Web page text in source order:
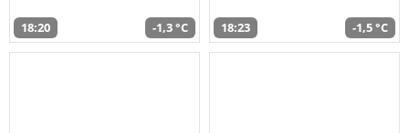
18:20 -1,3 °C 18:23 -1,5 °C